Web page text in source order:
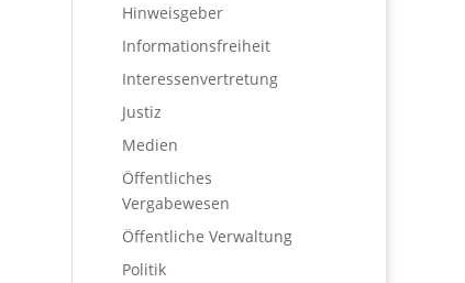
Hinweisgeber
Informationsfreiheit
Interessenvertretung
Justiz
Medien
Öffentliches
Vergabewesen
Öffentliche Verwaltung
Politik